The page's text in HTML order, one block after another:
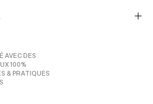
AVEC DES
100%
& PRATIQUES